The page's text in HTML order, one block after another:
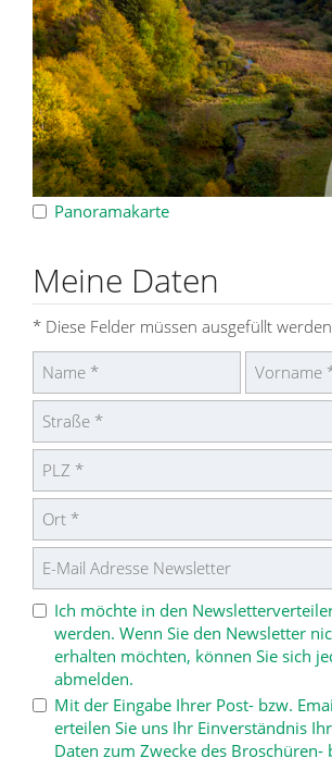
Panoramakarte
Meine Daten
* Diese Felder müssen ausgefüllt werden
Ich möchte in den
werden. Wenn Sie den Newsletter
erhalten möchten, können Sie sich
abmelden.
Mit der Eingabe Ihrer Post- bzw.
erteilen Sie uns Ihr Einverständnis
Daten zum Zwecke des Broschüren-